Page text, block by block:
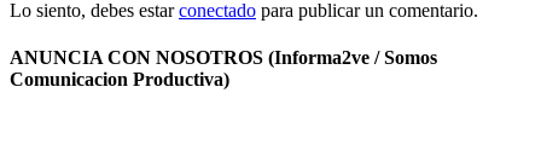
Lo siento, debes estarconectado para publicar un comentario.
ANUNCIA CON NOSOTROS (Informa2ve / Somos
Comunicacion Productiva)